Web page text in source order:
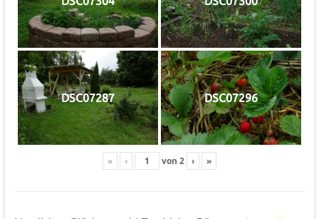
DSC07287 DSC07296
« ‹ von 2 › »